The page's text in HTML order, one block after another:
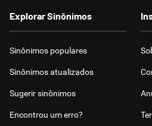
Explorar Sinônimos
Sinônimos populares
Sinônimos atualizados
Sugerir sinônimos
Encontrou um erro?